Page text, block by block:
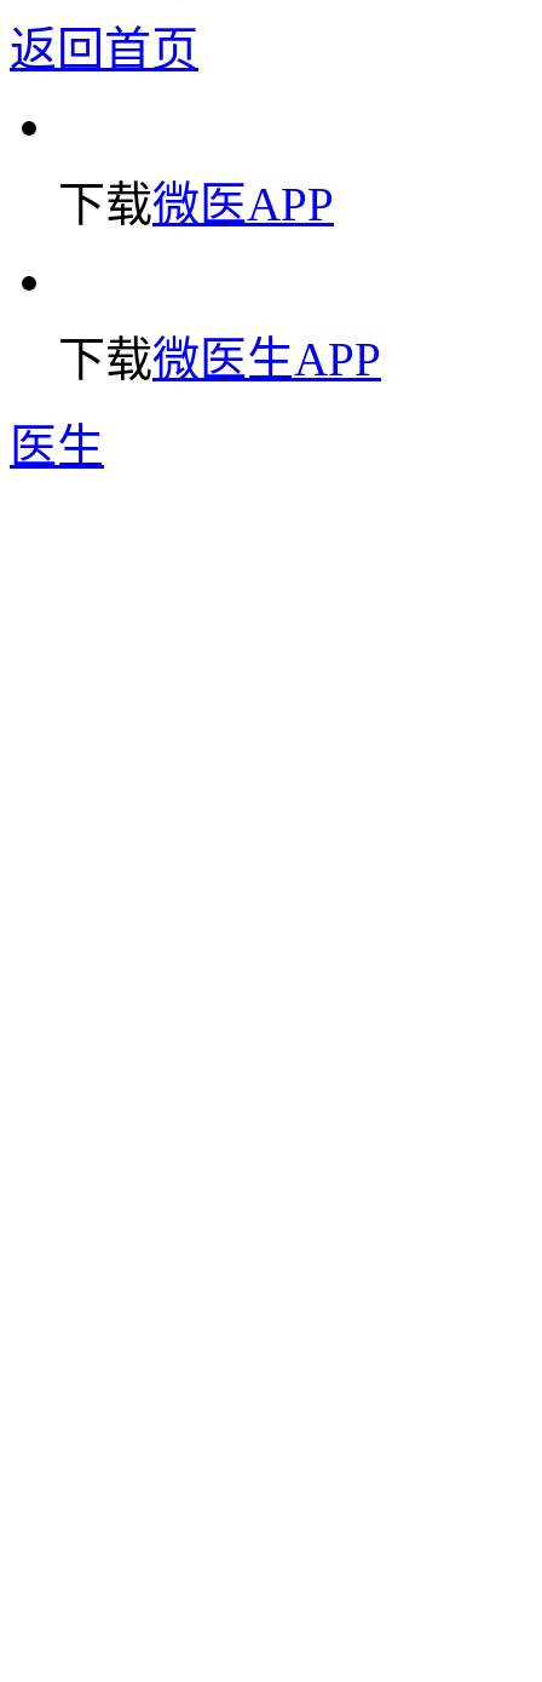
返回首页
下载微医APP
下载微医生APP
医生